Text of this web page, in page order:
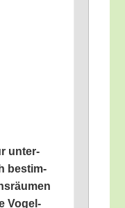
unter­
bestim­
Vogel­